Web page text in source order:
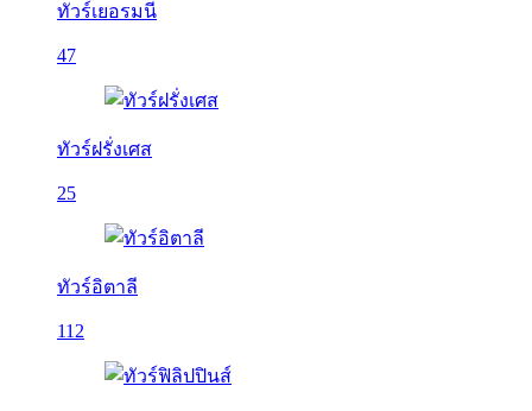
ทัวร์เยอรมนี
47
ทัวร์ฝรั่งเศส
25
ทัวร์อิตาลี
112